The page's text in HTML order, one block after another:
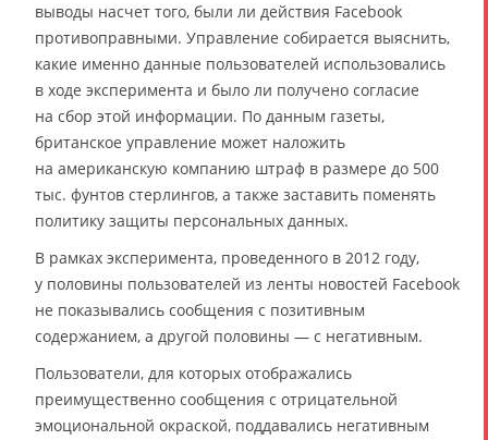
выводы насчет того, были ли действия Facebook
противоправными. Управление собирается выяснить,
какие именно данные пользователей использовались
в ходе эксперимента и было ли получено согласие
на сбор этой информации. По данным газеты,
британское управление может наложить
на американскую компанию штраф в размере до 500
тыс. фунтов стерлингов, а также заставить поменять
политику защиты персональных данных.
В рамках эксперимента, проведенного в 2012 году,
у половины пользователей из ленты новостей Facebook
не показывались сообщения с позитивным
содержанием, а другой половины — с негативным.
Пользователи, для которых отображались
преимущественно сообщения с отрицательной
эмоциональной окраской, поддавались негативным